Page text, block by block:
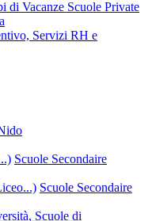
di Vacanze Scuole Private
Servizi RH e
Scuole Secondaire
Scuole Secondaire
Scuole di